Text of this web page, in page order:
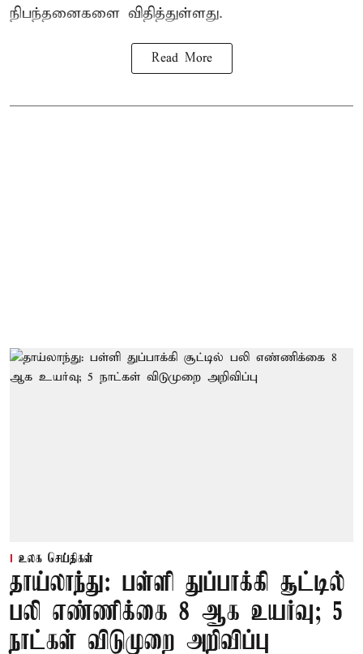
நிபந்தனைகளை விதித்துள்ளது.
Read More
உலக செய்திகள்
தாய்லாந்து: பள்ளி துப்பாக்கி சூட்டில்
பலி எண்ணிக்கை 8 ஆக உயர்வு; 5
நாட்கள் விடுமுறை அறிவிப்பு